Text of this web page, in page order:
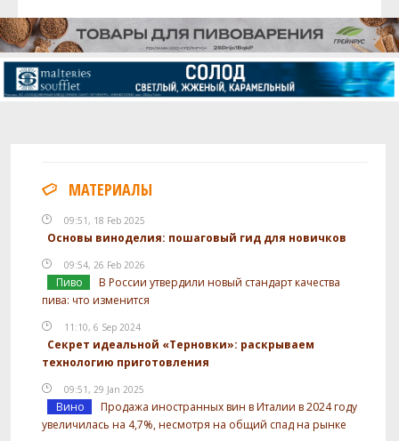
МАТЕРИАЛЫ
09:51, 18 Feb 2025
Основы виноделия: пошаговый гид для новичков
09:54, 26 Feb 2026
Пиво
В России утвердили новый стандарт качества
пива: что изменится
11:10, 6 Sep 2024
Секрет идеальной «Терновки»: раскрываем
технологию приготовления
09:51, 29 Jan 2025
Вино
Продажа иностранных вин в Италии в 2024 году
увеличилась на 4,7%, несмотря на общий спад на рынке